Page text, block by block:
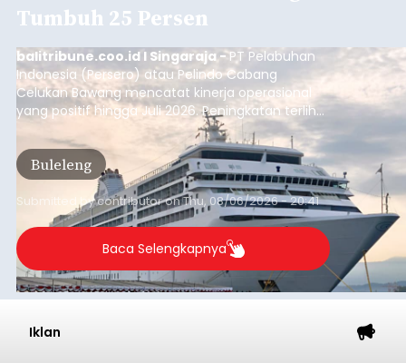
Tumbuh 25 Persen
balitribune.coo.id I Singaraja -PT Pelabuhan
Indonesia (Persero) atau Pelindo Cabang
Celukan Bawang mencatat kinerja operasional
yang positif hingga Juli 2026. Peningkatan terlihat
dari arus kapal yang mencapai 1,48 juta Gross
Tonnage (GT), atau tumbuh 12,4 persen
dibandingkan periode yang sama tahun lalu
yang tercatat sebesar 1,32 juta GT.
Buleleng
Submitted bycontributoronThu, 08/06/2026 - 20:41
Baca Selengkapnya
Iklan